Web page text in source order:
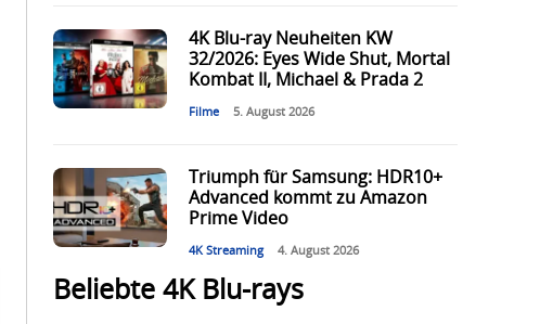
4K Blu-ray Neuheiten KW
32/2026: Eyes Wide Shut, Mortal
Kombat II, Michael & Prada 2
Filme 5. August 2026
Triumph für Samsung: HDR10+
Advanced kommt zu Amazon
Prime Video
4K Streaming 4. August 2026
Beliebte 4K Blu-rays